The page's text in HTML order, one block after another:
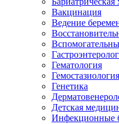
Вакцинация
Ведение
Гематология
Гемостазиология
Генетика
Детская
Инфекционные